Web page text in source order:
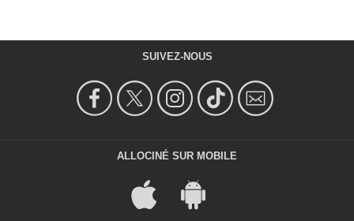
SUIVEZ-NOUS
ALLOCINÉ SUR MOBILE